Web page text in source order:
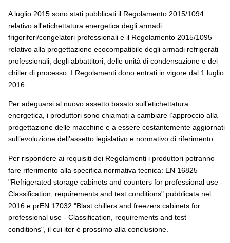
A luglio 2015 sono stati pubblicati il Regolamento 2015/1094
relativo all'etichettatura energetica degli armadi
frigoriferi/congelatori professionali e il Regolamento 2015/1095
relativo alla progettazione ecocompatibile degli armadi refrigerati
professionali, degli abbattitori, delle unità di condensazione e dei
chiller di processo. I Regolamenti dono entrati in vigore dal 1 luglio
2016.
Per adeguarsi al nuovo assetto basato sull’etichettatura
energetica, i produttori sono chiamati a cambiare l’approccio alla
progettazione delle macchine e a essere costantemente aggiornati
sull’evoluzione dell’assetto legislativo e normativo di riferimento.
Per rispondere ai requisiti dei Regolamenti i produttori potranno
fare riferimento alla specifica normativa tecnica: EN 16825
"Refrigerated storage cabinets and counters for professional use -
Classification, requirements and test conditions" pubblicata nel
2016 e prEN 17032 "Blast chillers and freezers cabinets for
professional use - Classification, requirements and test
conditions", il cui iter è prossimo alla conclusione.